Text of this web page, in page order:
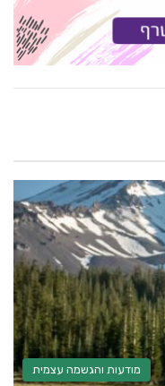
מודעות והגשמה עצמית